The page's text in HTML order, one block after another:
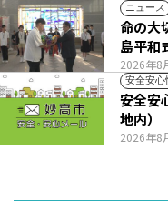
ニュース
2026年8
命の大
島平和
安全安心
2026年8
安全安
地内）